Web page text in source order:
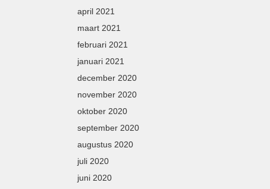
april 2021
maart 2021
februari 2021
januari 2021
december 2020
november 2020
oktober 2020
september 2020
augustus 2020
juli 2020
juni 2020